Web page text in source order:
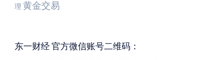
理 黄金交易
东一财经 官方微信账号二维码：